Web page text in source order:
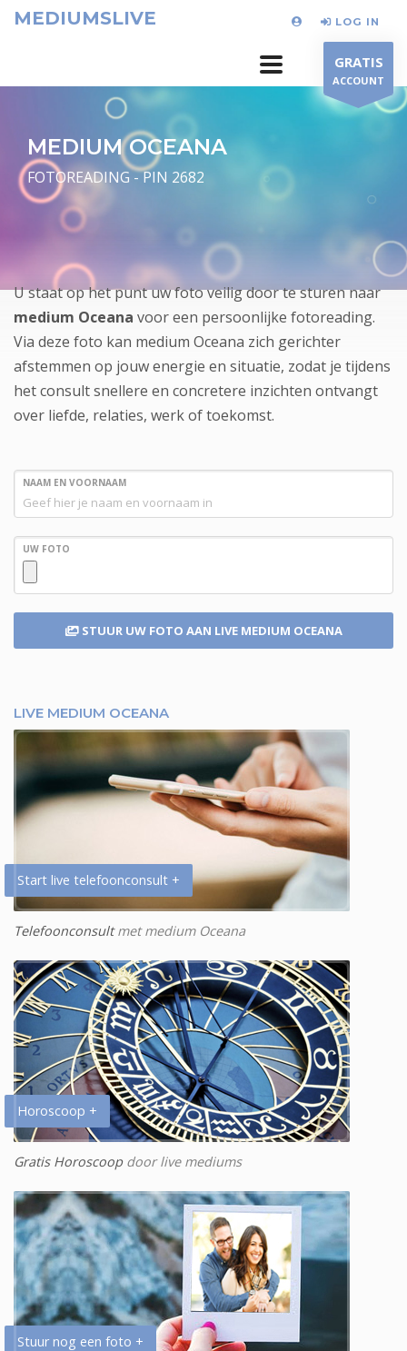
MEDIUMSLIVE LOG IN
GRATIS
ACCOUNT
MEDIUM OCEANA
FOTOREADING - PIN 2682
U staat op het punt uw foto veilig door te sturen naar
medium Oceana voor een persoonlijke fotoreading.
Via deze foto kan medium Oceana zich gerichter
afstemmen op jouw energie en situatie, zodat je tijdens
het consult snellere en concretere inzichten ontvangt
over liefde, relaties, werk of toekomst.
NAAM EN VOORNAAM
UW FOTO
STUUR UW FOTO AAN LIVE MEDIUM OCEANA
LIVE MEDIUM OCEANA
Start live telefoonconsult +
Telefoonconsultmet medium Oceana
Horoscoop +
Gratis Horoscoopdoor live mediums
Stuur nog een foto +